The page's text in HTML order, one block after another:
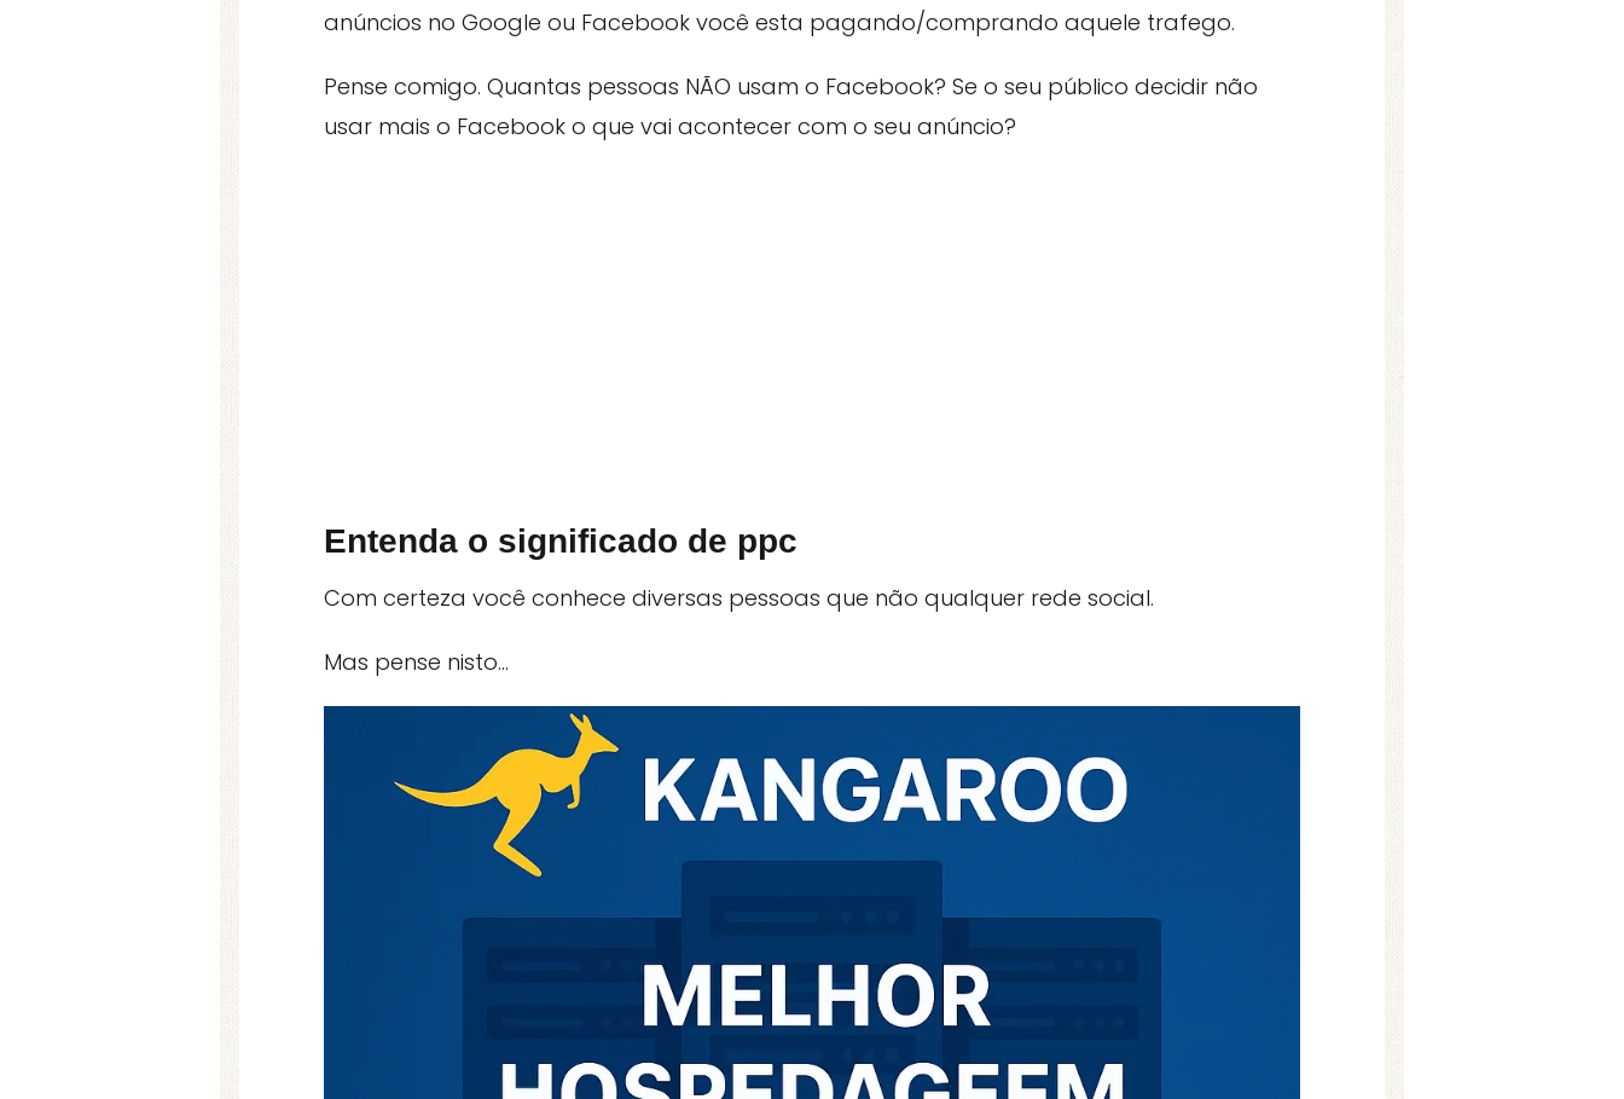
anúncios no Google ou Facebook você esta pagando/comprando aquele trafego.
Pense comigo. Quantas pessoas NÃO usam o Facebook? Se o seu público decidir não
usar mais o Facebook o que vai acontecer com o seu anúncio?
Entenda o significado de ppc
Com certeza você conhece diversas pessoas que não qualquer rede social.
Mas pense nisto…